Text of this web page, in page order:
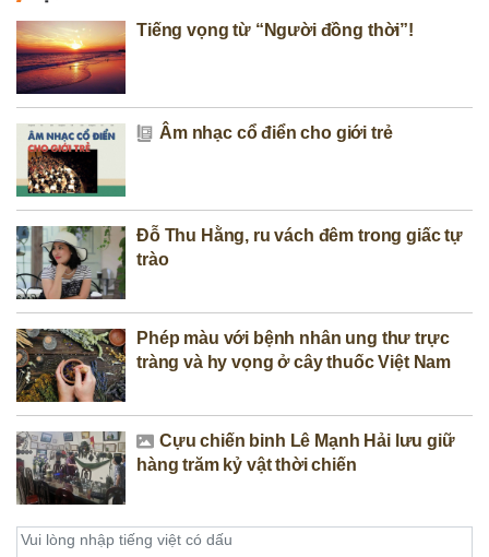
Tiếng vọng từ “Người đồng thời”!
Âm nhạc cổ điển cho giới trẻ
Đỗ Thu Hằng, ru vách đêm trong giấc tự
trào
Phép màu với bệnh nhân ung thư trực
tràng và hy vọng ở cây thuốc Việt Nam
Cựu chiến binh Lê Mạnh Hải lưu giữ
hàng trăm kỷ vật thời chiến